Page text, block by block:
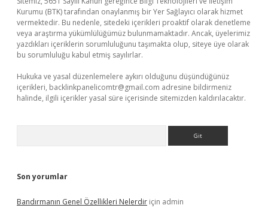
Kurumu (BTK) tarafından onaylanmış bir Yer Sağlayıcı olarak hizmet
vermektedir. Bu nedenle, sitedeki içerikleri proaktif olarak denetleme
veya araştırma yükümlülüğümüz bulunmamaktadır. Ancak, üyelerimiz
yazdıkları içeriklerin sorumluluğunu taşımakta olup, siteye üye olarak
bu sorumluluğu kabul etmiş sayılırlar.
Hukuka ve yasal düzenlemelere aykırı olduğunu düşündüğünüz
içerikleri, backlinkpanelicomtr@gmail.com adresine bildirmeniz
halinde, ilgili içerikler yasal süre içerisinde sitemizden kaldırılacaktır.
Son yorumlar
Bandırmanın Genel Özellikleri Nelerdir için admin